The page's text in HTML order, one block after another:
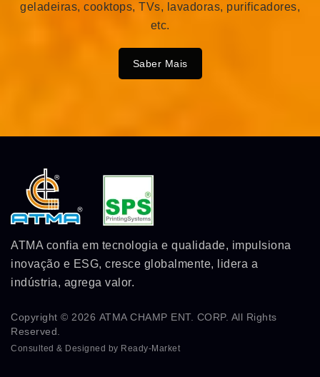
geladeiras, cooktops, TVs, lavadoras, purificadores,
etc.
Saber Mais
ATMA confia em tecnologia e qualidade, impulsiona
inovação e ESG, cresce globalmente, lidera a
indústria, agrega valor.
Copyright © 2026 ATMA CHAMP ENT. CORP. All Rights
Reserved.
Consulted & Designed by Ready-Market